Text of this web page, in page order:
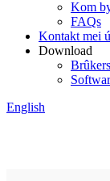
Kom
FAQs
Kontakt mei
Download
English